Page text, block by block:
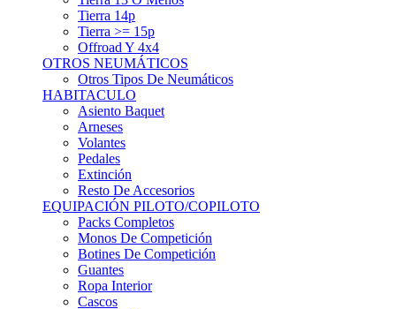
Tierra >= 15p
Offroad Y 4x4
OTROS NEUMÁTICOS
Otros Tipos De Neumáticos
HABITACULO
Asiento Baquet
Arneses
Volantes
Pedales
Extinción
Resto De Accesorios
EQUIPACIÓN PILOTO/COPILOTO
Packs Completos
Monos De Competición
Botines De Competición
Guantes
Ropa Interior
Cascos
Sistemas Hans